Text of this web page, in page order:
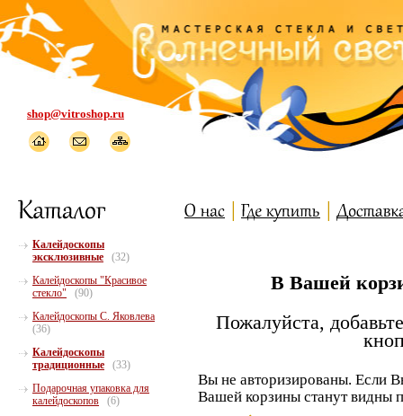
shop@vitroshop.ru
В Вашей
Пожалуйста,
Вы не авторизированы. Если
Вашей корзины станут видны
Калейдоскопы
эксклюзивные
(32)
Калейдоскопы "Красивое
стекло"
(90)
Калейдоскопы С. Яковлева
(36)
Калейдоскопы
традиционные
(33)
Подарочная упаковка для
калейдоскопов
(6)